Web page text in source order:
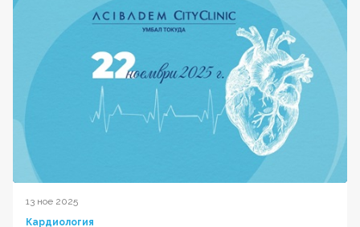
13 ное 2025
Кардиология